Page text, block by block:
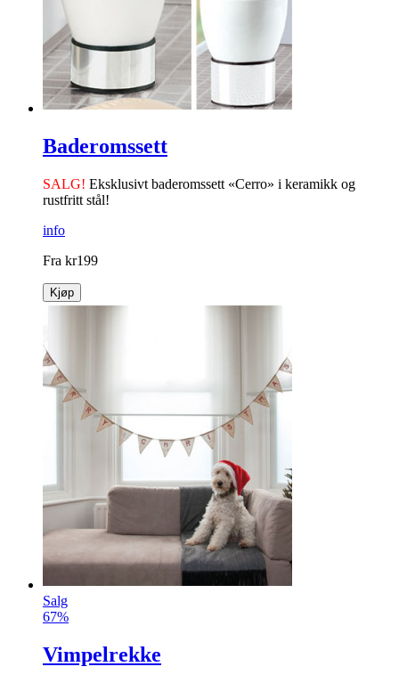
Baderomssett
SALG! Eksklusivt baderomssett «Cerro» i ­keramikk og
rustfritt stål!
info
Fra kr199
Kjøp
Salg
67%
Vimpelrekke